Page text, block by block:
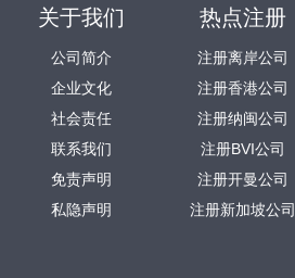
关于我们
公司简介
企业文化
社会责任
联系我们
免责声明
私隐声明
热点注册
注册离岸公司
注册香港公司
注册纳闽公司
注册BVI公司
注册开曼公司
注册新加坡公司